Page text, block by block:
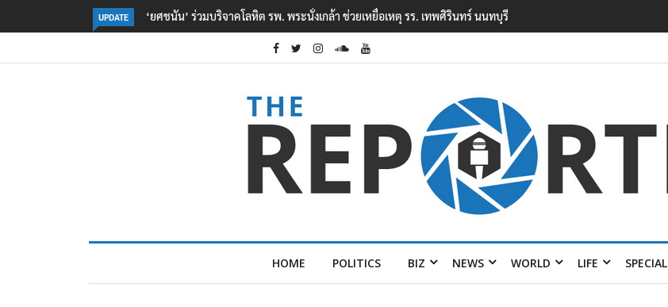
UPDATE ตร. อยู่ระหว่างสอบสวนแรงจูงใจ เหตุยิงในโรงเรียนเทพศิรินทร์ นนทบุรี พบเด็กก่อเหตุเครียดเรื่องเรียน
HOME POLITICS BIZ NEWS WORLD LIFE SPECIAL